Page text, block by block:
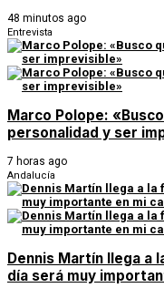
48 minutos ago
Entrevista
Marco Polope:
personalidad y ser
7 horas ago
Andalucía
Dennis Martín llega a
día será muy